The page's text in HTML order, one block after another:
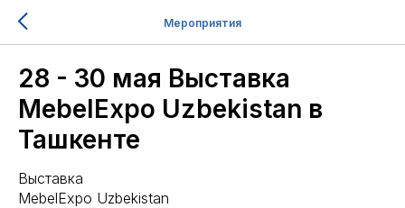
Мероприятия
28 - 30 мая Выставка
MebelExpo Uzbekistan в
Ташкенте
Выставка
MebelExpo Uzbekistan